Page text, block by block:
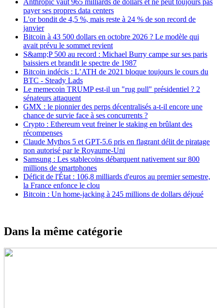
Anthropic vaut 965 milliards de dollars et ne peut toujours pas
payer ses propres data centers
L'or bondit de 4,5 %, mais reste à 24 % de son record de
janvier
Bitcoin à 43 500 dollars en octobre 2026 ? Le modèle qui
avait prévu le sommet revient
S&amp;P 500 au record : Michael Burry campe sur ses paris
baissiers et brandit le spectre de 1987
Bitcoin indécis : L’ATH de 2021 bloque toujours le cours du
BTC - Steady Lads
Le memecoin TRUMP est-il un "rug pull" présidentiel ? 2
sénateurs attaquent
GMX : le pionnier des perps décentralisés a-t-il encore une
chance de survie face à ses concurrents ?
Crypto : Ethereum veut freiner le staking en brûlant des
récompenses
Claude Mythos 5 et GPT-5.6 pris en flagrant délit de piratage
non autorisé par le Royaume-Uni
Samsung : Les stablecoins débarquent nativement sur 800
millions de smartphones
Déficit de l'État : 106,8 milliards d'euros au premier semestre,
la France enfonce le clou
Bitcoin : Un home-jacking à 245 millions de dollars déjoué
Dans la même catégorie